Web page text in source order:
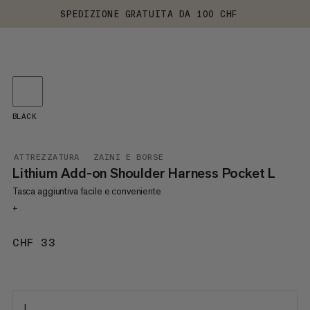
SPEDIZIONE GRATUITA DA 100 CHF
ATTREZZATURA ZAINI E BORSE
Lithium Add-on Shoulder Harness Pocket L
Tasca aggiuntiva facile e conveniente
+
CHF 33
BLACK